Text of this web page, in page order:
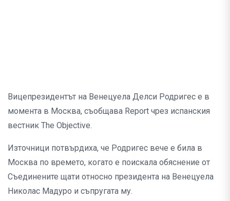
Вицепрезидентът на Венецуела Делси Родригес е в
момента в Москва, съобщава Report чрез испанския
вестник The Objective.
Източници потвърдиха, че Родригес вече е била в
Москва по времето, когато е поискала обяснение от
Съединените щати относно президента на Венецуела
Николас Мадуро и съпругата му.